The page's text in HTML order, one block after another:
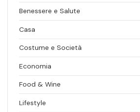
Benessere e Salute
Casa
Costume e Società
Economia
Food & Wine
Lifestyle